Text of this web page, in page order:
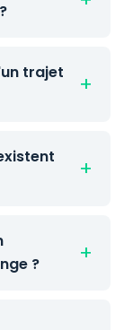
trajet
?